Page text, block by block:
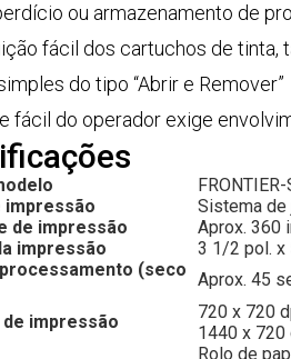
ou armazenamento de
fácil dos cartuchos de tinta,
do tipo “Abrir e Remover”
fácil do operador exige
impressão
Sistema
de impressão
Aprox. 360
impressão
3 1/2 pol. x
(seco Aprox. 45
impressão
720 x 720
1440 x 720
Rolo de